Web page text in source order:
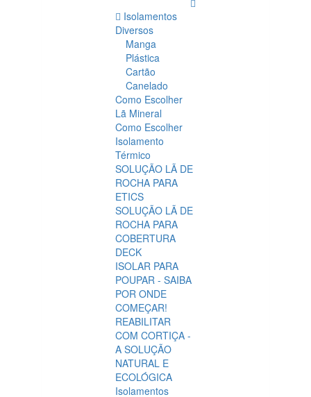
Isolamentos
Diversos
Manga
Plástica
Cartão
Canelado
Como Escolher
Lã Mineral
Como Escolher
Isolamento
Térmico
SOLUÇÃO LÃ DE
ROCHA PARA
ETICS
SOLUÇÃO LÃ DE
ROCHA PARA
COBERTURA
DECK
ISOLAR PARA
POUPAR - SAIBA
POR ONDE
COMEÇAR!
REABILITAR
COM CORTIÇA -
A SOLUÇÃO
NATURAL E
ECOLÓGICA
Isolamentos